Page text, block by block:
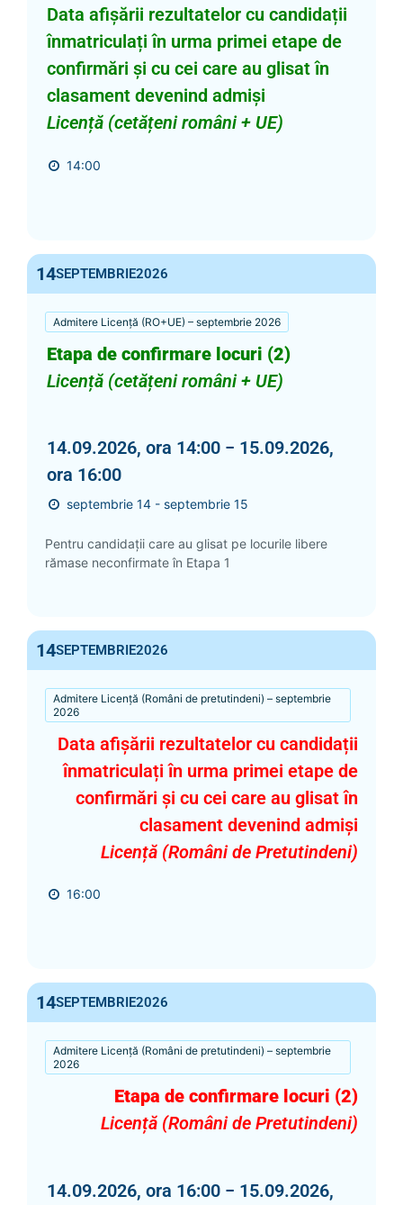
Data afișării rezultatelor cu candidații
înmatriculați în urma primei etape de
confirmări și cu cei care au glisat în
clasament devenind admiși
Licență (cetățeni români + UE)
14:00
14SEPTEMBRIE2026
Admitere Licență (RO+UE) – septembrie 2026
Etapa de confirmare locuri (2)
Licență (cetățeni români + UE)
14.09.2026, ora 14:00 − 15.09.2026,
ora 16:00
septembrie 14 - septembrie 15
Pentru candidații care au glisat pe locurile libere
rămase neconfirmate în Etapa 1
14SEPTEMBRIE2026
Admitere Licență (Români de pretutindeni) – septembrie
2026
Data afișării rezultatelor cu candidații
înmatriculați în urma primei etape de
confirmări și cu cei care au glisat în
clasament devenind admiși
Licență (Români de Pretutindeni)
16:00
14SEPTEMBRIE2026
Admitere Licență (Români de pretutindeni) – septembrie
2026
Etapa de confirmare locuri (2)
Licență (Români de Pretutindeni)
14.09.2026, ora 16:00 − 15.09.2026,